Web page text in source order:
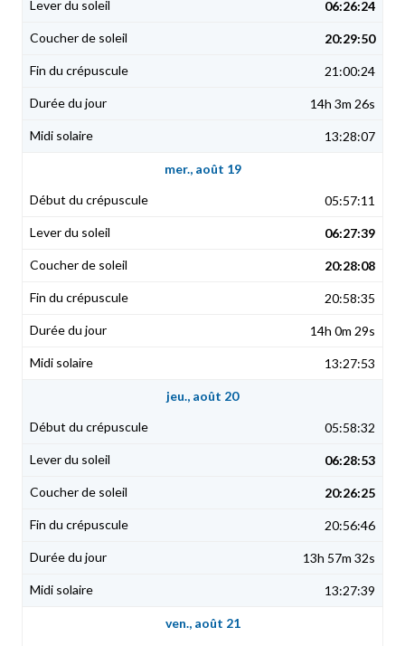
06:26:24
20:29:50
21:00:24
14h 3m 26s
13:28:07
mer., août 19
05:57:11
06:27:39
20:28:08
20:58:35
14h 0m 29s
13:27:53
jeu., août 20
05:58:32
06:28:53
20:26:25
20:56:46
13h 57m 32s
13:27:39
ven., août 21